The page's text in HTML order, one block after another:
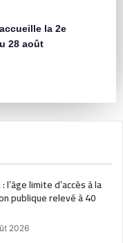
la 2e
28 août
l’âge limite d’accès à la
publique relevé à 40
2026